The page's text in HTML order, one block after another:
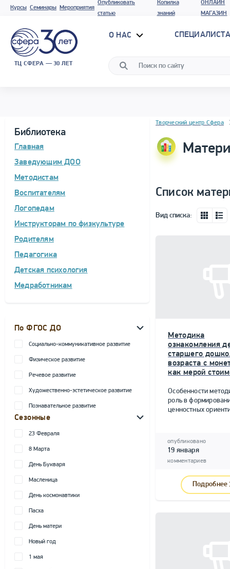
Курсы Семинары Мероприятия
Опубликовать
статью
Копилка
знаний
ОНЛАЙН
МАГАЗИН
ТЦ СФЕРА — 30 ЛЕТ
О НАС
Библиотека
Главная
Заведующим ДОО
Методистам
Воспитателям
Логопедам
Инструкторам по физкультуре
Родителям
Педагогика
Детская психология
Медработникам
По ФГОС ДО
Социально-коммуникативное развитие
Физическое развитие
Речевое развитие
Художественно-эстетическое развитие
Познавательное развитие
Сезонные
23 Февраля
8 Марта
День Букваря
Масленица
День космонавтики
Пасха
День матери
Новый год
1 мая
Блок новостей
Творческий центр Сфера
Список
Вид списка:
Методика
ознакомления
старшего
возраста с
как мерой
Особенности
роль в
ценностных
опубликовано
19 января
комментариев
Подробнее